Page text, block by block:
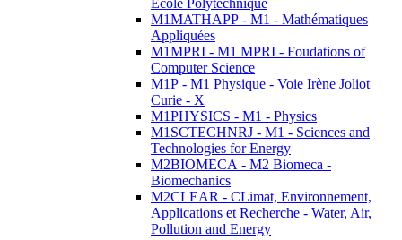
École Polytechnique
M1MATHAPP - M1 - Mathématiques
Appliquées
M1MPRI - M1 MPRI - Foudations of
Computer Science
M1P - M1 Physique - Voie Irène Joliot
Curie - X
M1PHYSICS - M1 - Physics
M1SCTECHNRJ - M1 - Sciences and
Technologies for Energy
M2BIOMECA - M2 Biomeca -
Biomechanics
M2CLEAR - CLimat, Environnement,
Applications et Recherche - Water, Air,
Pollution and Energy